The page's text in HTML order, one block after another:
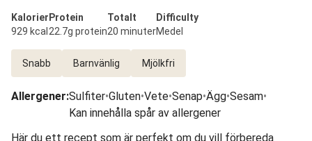
Kalorier
929 kcal
Protein
22.7g protein
Totalt
20 minuter
Difficulty
Medel
Snabb Barnvänlig Mjölkfri
Allergener:Sulfiter•Gluten•Vete•Senap•Ägg•Sesam•
Kan innehålla spår av allergener
Här du ett recept som är perfekt om du vill förbereda